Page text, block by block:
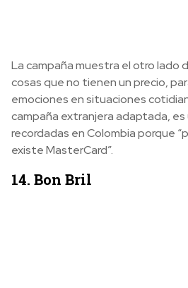
La campaña muestra el otro lado
cosas que no tienen un precio,
emociones en situaciones
campaña extranjera adaptada, es
recordadas en Colombia porque
existe MasterCard”.
14. Bon Bril